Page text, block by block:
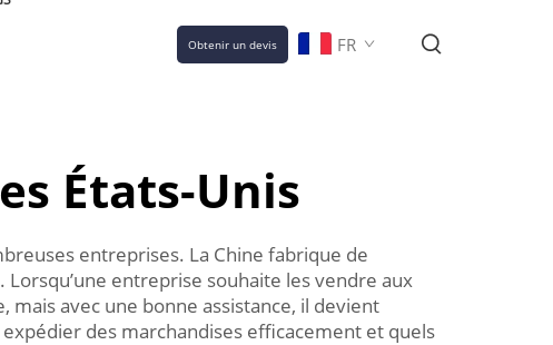
Obtenir un devis FR
États-Unis
entreprises. La Chine fabrique de
entreprise souhaite les vendre aux
avec une bonne assistance, il devient
des marchandises efficacement et quels